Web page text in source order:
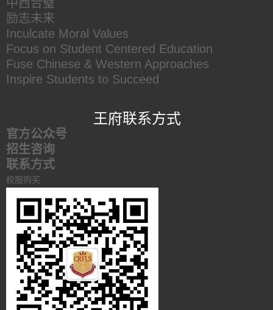
中西合璧
励志未来
Inculcate Moral Values
Focus on Student Centered Education
Fuse Chinese & Western Approaches
Inspire Students to Succeed
王府联系方式
官方公众号
招生咨询
联系方式
校服购买